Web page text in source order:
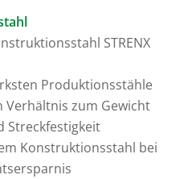
STRENX
Produktionsstähle
Verhältnis zum Gewicht
Streckfestigkeit
Konstruktionsstahl bei